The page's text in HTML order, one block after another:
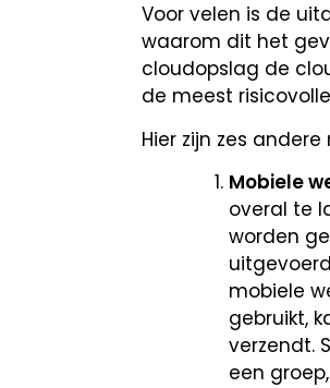
Voor velen is de
waarom dit het
cloudopslag de
de meest
Hier zijn zes
Mobiele
overal te
worden
mobiele
gebruikt,
verzendt.
een